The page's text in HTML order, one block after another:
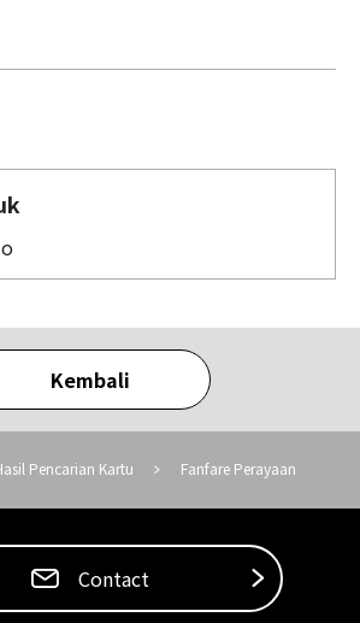
Kembali
Pencarian Kartu Fanfare Perayaan
Contact